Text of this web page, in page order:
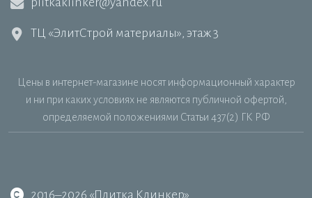
ТЦ «ЭлитСтрой материалы», этаж 3
Цены в интернет-магазине носят информационный характер
и ни при каких условиях не являются публичной офертой,
определяемой положениями Статьи 437(2) ГК РФ
2016–2026 «Плитка Клинкер»